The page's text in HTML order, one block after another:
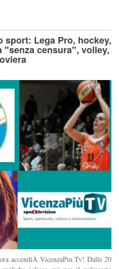
sport: Lega Pro, hockey,
"senza censura", volley,
accendiÂ VicenzaPiu.Tv! Dalle 20